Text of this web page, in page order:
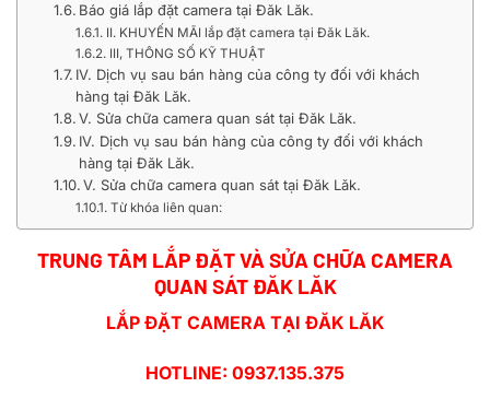
Báo giá lắp đặt camera tại Đăk Lăk.
II. KHUYẾN MÃI lắp đặt camera tại Đăk Lăk.
III, THÔNG SỐ KỸ THUẬT
IV. Dịch vụ sau bán hàng của công ty đối với khách
hàng tại Đăk Lăk.
V. Sửa chữa camera quan sát tại Đăk Lăk.
IV. Dịch vụ sau bán hàng của công ty đối với khách
hàng tại Đăk Lăk.
V. Sửa chữa camera quan sát tại Đăk Lăk.
Từ khóa liên quan:
TRUNG TÂM LẮP ĐẶT VÀ SỬA CHỮA CAMERA
QUAN SÁT ĐĂK LĂK
LẮP ĐẶT CAMERA TẠI ĐĂK LĂK
HOTLINE: 0937.135.375